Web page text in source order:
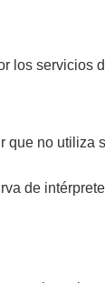
los servicios
no utiliza
de